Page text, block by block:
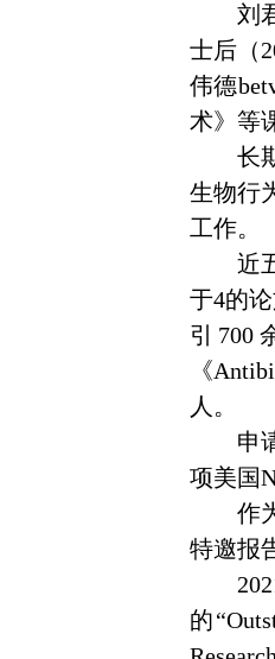
刘
士后（
伟德
术》等
长
生物行
工作。
近
于4的
引 700
《
人。
申
项美国
作
特邀报
的“